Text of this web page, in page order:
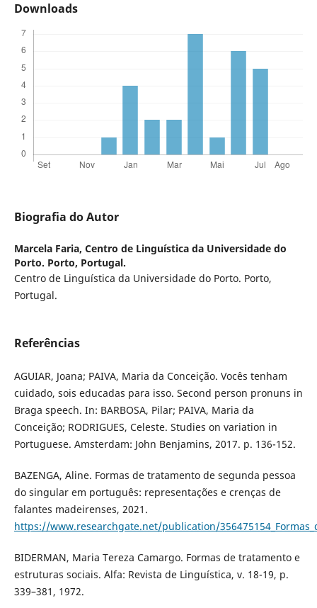
Downloads
Biografia do Autor
Marcela Faria, Centro de Linguística da Universidade do
Porto. Porto, Portugal.
Centro de Linguística da Universidade do Porto. Porto,
Portugal.
Referências
AGUIAR, Joana; PAIVA, Maria da Conceição. Vocês tenham
cuidado, sois educadas para isso. Second person pronuns in
Braga speech. In: BARBOSA, Pilar; PAIVA, Maria da
Conceição; RODRIGUES, Celeste. Studies on variation in
Portuguese. Amsterdam: John Benjamins, 2017. p. 136-152.
BAZENGA, Aline. Formas de tratamento de segunda pessoa
do singular em português: representações e crenças de
falantes madeirenses, 2021.
https://www.researchgate.net/publication/
BIDERMAN, Maria Tereza Camargo. Formas de tratamento e
estruturas sociais. Alfa: Revista de Linguística, v. 18-19, p.
339–381, 1972.